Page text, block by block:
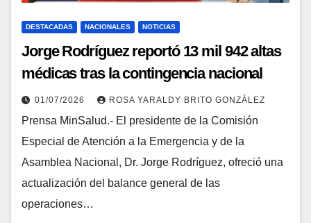
DESTACADAS NACIONALES NOTICIAS
Jorge Rodríguez reportó 13 mil 942 altas
médicas tras la contingencia nacional
01/07/2026 ROSA YARALDY BRITO GONZÁLEZ
Prensa MinSalud.- El presidente de la Comisión
Especial de Atención a la Emergencia y de la
Asamblea Nacional, Dr. Jorge Rodríguez, ofreció una
actualización del balance general de las
operaciones…